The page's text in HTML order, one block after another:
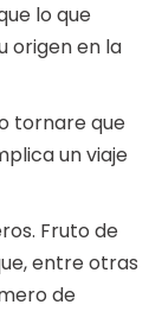
lo que
origen en la
tornare que
un viaje
Fruto de
entre otras
de